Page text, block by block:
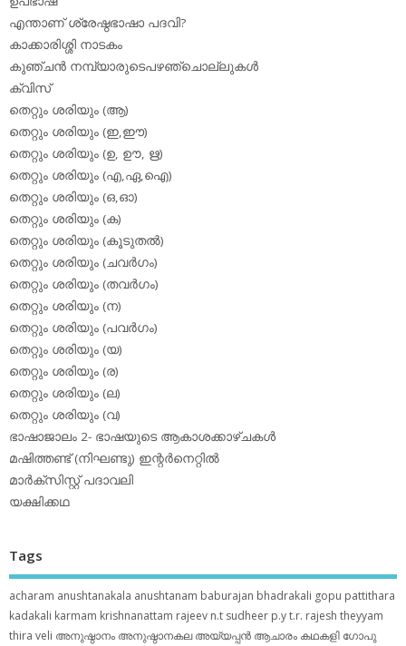
എന്താണ് ശ്രേഷ്ഠഭാഷാ പദവി?
കാക്കാരിശ്ശി നാടകം
കുഞ്ചന്‍ നമ്പ്യാരുടെപഴഞ്ചൊല്ലുകള്‍
ക്വിസ്
തെറ്റും ശരിയും (ആ)
തെറ്റും ശരിയും (ഇ,ഈ)
തെറ്റും ശരിയും (ഉ, ഊ, ഋ)
തെറ്റും ശരിയും (എ,ഏ,ഐ)
തെറ്റും ശരിയും (ഒ,ഓ)
തെറ്റും ശരിയും (ക)
തെറ്റും ശരിയും (കൂടുതല്‍)
തെറ്റും ശരിയും (ചവര്‍ഗം)
തെറ്റും ശരിയും (തവര്‍ഗം)
തെറ്റും ശരിയും (ന)
തെറ്റും ശരിയും (പവര്‍ഗം)
തെറ്റും ശരിയും (യ)
തെറ്റും ശരിയും (ര)
തെറ്റും ശരിയും (ല)
തെറ്റും ശരിയും (വ)
ഭാഷാജാലം 2- ഭാഷയുടെ ആകാശക്കാഴ്ചകള്‍
മഷിത്തണ്ട് (നിഘണ്ടു) ഇന്റര്‍നെറ്റില്‍
മാര്‍ക്‌സിസ്റ്റ് പദാവലി
യക്ഷിക്കഥ
Tags
acharam anushtanakala anushtanam baburajan bhadrakali gopu pattithara
kadakali karmam krishnanattam rajeev n.t sudheer p.yt.r. rajesh theyyam
thira veli അനുഷ്ഠാനം അനുഷ്ഠാനകല അയ്യപ്പന്‍ ആചാരം കഥകളി ഗോപു